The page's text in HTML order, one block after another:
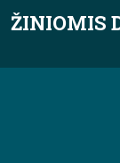
ŽINIOMIS